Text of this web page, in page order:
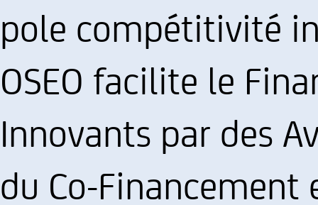
pole compétitivité
OSEO facilite le
Innovants par des
du Co-Financement